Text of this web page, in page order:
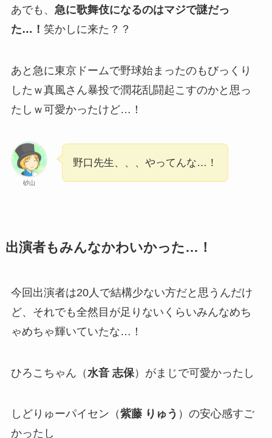
あでも、 急に歌舞伎になるのはマジで謎だっ
た…！ 笑かしに来た？？
あと急に東京ドームで野球始まったのもびっくり
したｗ真風さん暴投で潤花乱闘起こすのかと思っ
たしｗ可愛かったけど…！
砂山
野口先生、、、やってんな…！
出演者もみんなかわいかった…！
今回出演者は20人で結構少ない方だと思うんだけ
ど、それでも全然目が足りないくらいみんなめち
ゃめちゃ輝いていたな…！
ひろこちゃん（ 水音 志保）がまじで可愛かったし
しどりゅーパイセン（紫藤 りゅう ）の安心感すご
かったし